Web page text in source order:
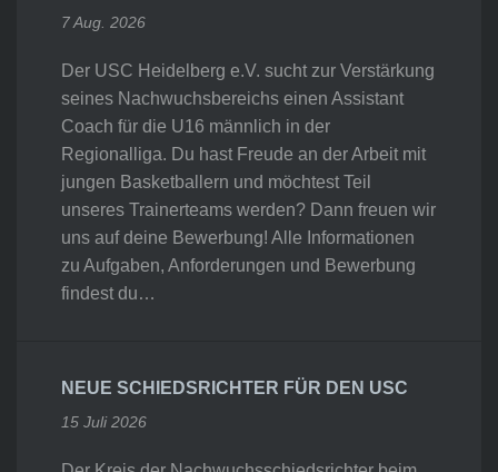
7 Aug. 2026
Der USC Heidelberg e.V. sucht zur Verstärkung
seines Nachwuchsbereichs einen Assistant
Coach für die U16 männlich in der
Regionalliga. Du hast Freude an der Arbeit mit
jungen Basketballern und möchtest Teil
unseres Trainerteams werden? Dann freuen wir
uns auf deine Bewerbung! Alle Informationen
zu Aufgaben, Anforderungen und Bewerbung
findest du…
NEUE SCHIEDSRICHTER FÜR DEN USC
15 Juli 2026